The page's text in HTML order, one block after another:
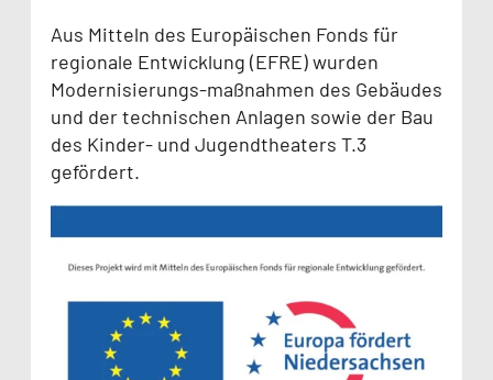
Aus Mitteln des Europäischen Fonds für
regionale Entwicklung (EFRE) wurden
Modernisierungs-maßnahmen des Gebäudes
und der technischen Anlagen sowie der Bau
des Kinder- und Jugendtheaters T.3
gefördert.